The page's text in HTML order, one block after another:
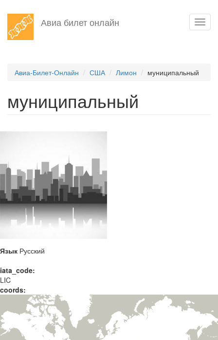
Перейти
основному
Авиа билет онлайн
Авиа-Билет-Онлайн США Лимон муниципальный
муниципальный
Язык Русский
iata_code:
LIC
coords: